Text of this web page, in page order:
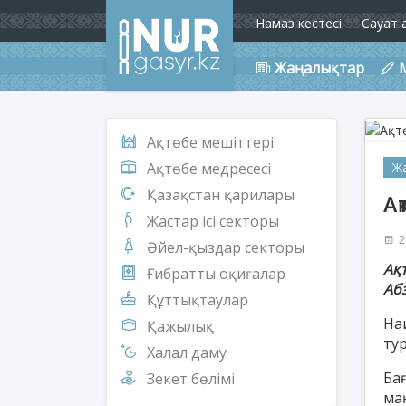
Намаз кестесі Сауат
Жаңалықтар
Ақтөбе мешіттері
Ақтөбе медресесі
Қазақстан қарилары
Жастар ісі секторы
Әйел-қыздар секторы
Ғибратты оқиғалар
Құттықтаулар
Қажылық
Халал даму
Зекет бөлімі